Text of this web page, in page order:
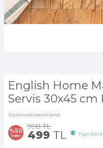
English Home
Servis 30x45 cm
TCMEHMASERVISKAHVE
%50
İndirim
998TL
499 TL Fiyat